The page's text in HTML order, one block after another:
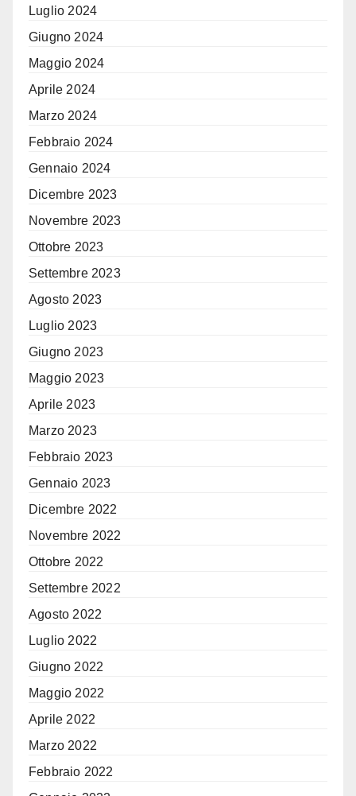
Luglio 2024
Giugno 2024
Maggio 2024
Aprile 2024
Marzo 2024
Febbraio 2024
Gennaio 2024
Dicembre 2023
Novembre 2023
Ottobre 2023
Settembre 2023
Agosto 2023
Luglio 2023
Giugno 2023
Maggio 2023
Aprile 2023
Marzo 2023
Febbraio 2023
Gennaio 2023
Dicembre 2022
Novembre 2022
Ottobre 2022
Settembre 2022
Agosto 2022
Luglio 2022
Giugno 2022
Maggio 2022
Aprile 2022
Marzo 2022
Febbraio 2022